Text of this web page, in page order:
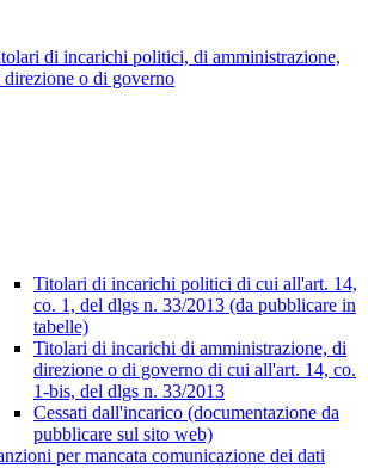
di incarichi politici, di amministrazione,
direzione o di governo
Titolari di incarichi politici di cui all'art. 14,
co. 1, del dlgs n. 33/2013 (da pubblicare in
tabelle)
Titolari di incarichi di amministrazione, di
direzione o di governo di cui all'art. 14, co.
1-bis, del dlgs n. 33/2013
Cessati dall'incarico (documentazione da
pubblicare sul sito web)
per mancata comunicazione dei dati